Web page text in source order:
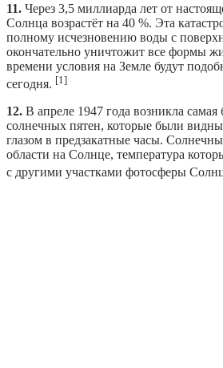
11. Через 3,5 миллиарда лет от
Солнца возрастёт на 40 %. Эта
полному исчезновению воды с
окончательно уничтожит все формы
времени условия на Земле будут
сегодня. [1]
12. В апреле 1947 года возникла самая
солнечных пятен, которые были
глазом в предзакатные часы.
области на Солнце, температура
с другими участками фотосферы